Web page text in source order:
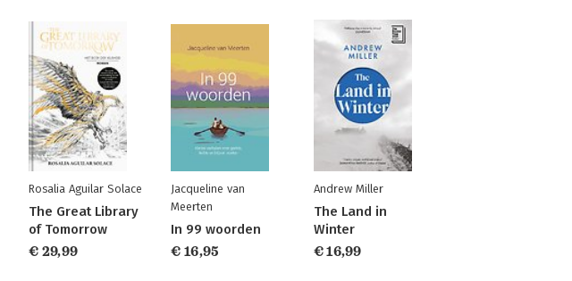
Rosalia Aguilar Solace
The Great Library
of Tomorrow
€ 29,99
Jacqueline van
Meerten
In 99 woorden
€ 16,95
Andrew Miller
The Land in
Winter
€ 16,99